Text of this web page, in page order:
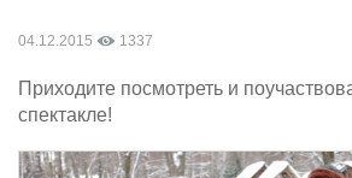
04.12.2015 1337
Приходите посмотреть и
спектакле!